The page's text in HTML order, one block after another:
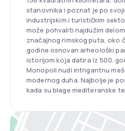
stanovnika i poznat je po
industrijskim i turističkim
može pohvaliti najdužim
značajnog rimskog puta, oko
godine osnovan arheološki
istorijom koja datira iz 500.
Monopoli nudi intrigantnu
modernog duha. Najbolje je
kada su blage mediteranske